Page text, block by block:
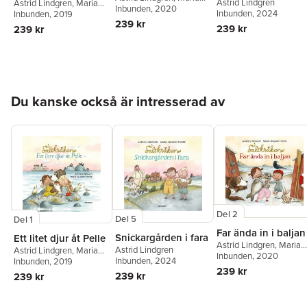
Astrid Lindgren, Maria
Nilsson Thore
Inbunden, 2019
239 kr
Nilsson Thore
Inbunden, 2020
239 kr
Inbunden, 2024
239 kr
Du kanske också är intresserad av
Del 1
Ett litet djur åt Pelle
Astrid Lindgren, Maria
Nilsson Thore
Inbunden, 2019
239 kr
Del 5
Snickargården i fara
Astrid Lindgren
Inbunden, 2024
239 kr
Del 2
Far ända in i baljan
Astrid Lindgren, Maria
Nilsson Thore
Inbunden, 2020
239 kr